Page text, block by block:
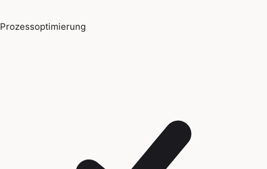
Prozessoptimierung